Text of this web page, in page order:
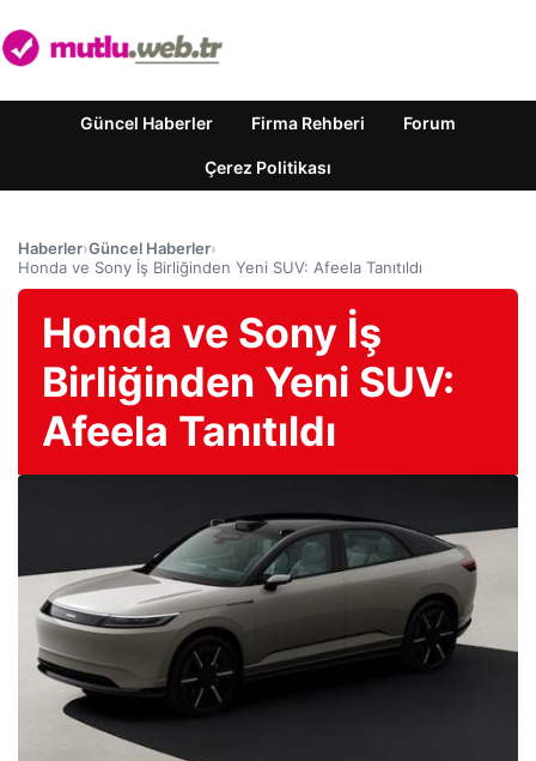
Güncel Haberler Firma Rehberi Forum
Çerez Politikası
Haberler›Güncel Haberler›
Honda ve Sony İş Birliğinden Yeni SUV: Afeela Tanıtıldı
Honda ve Sony İş
Birliğinden Yeni SUV:
Afeela Tanıtıldı